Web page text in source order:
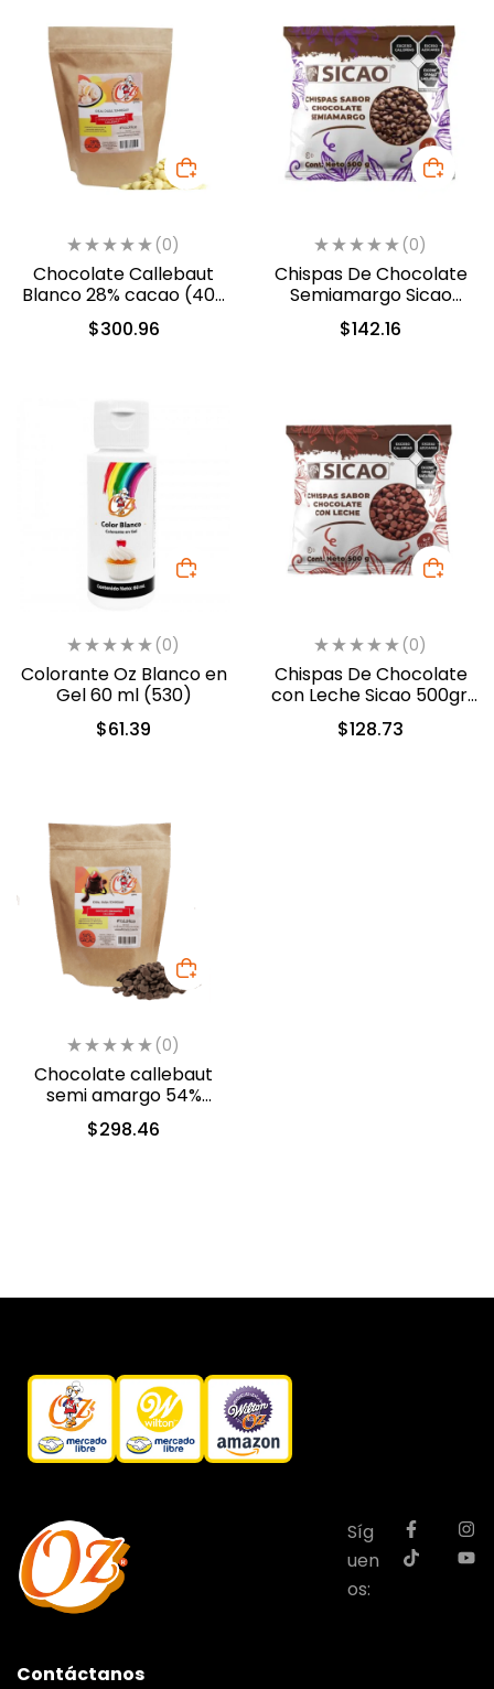
(0)
Chocolate Callebaut
Blanco 28% cacao (40-
$300.96
(0)
Chispas De Chocolate
Semiamargo Sicao
500gr. (2422-A99)
$142.16
(0)
Colorante Oz Blanco en
Gel 60 ml (530)
$61.39
(0)
Chispas De Chocolate
con Leche Sicao 500gr.
(2022-A99)
$128.73
(0)
Chocolate callebaut
semi amargo 54%
cacao (40-803)
$298.46
Síg
uen
os:
Contáctanos